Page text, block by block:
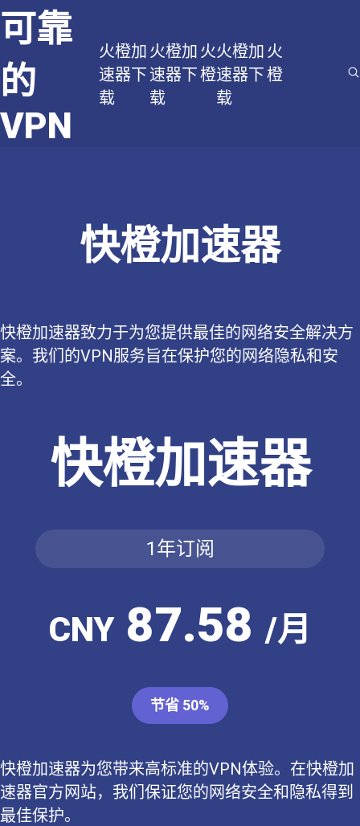
可靠
的
VPN
火橙加
速器下
载
火橙加
速器下
载
火
橙
火橙加
速器下
载
火
橙
快橙加速器
快橙加速器致力于为您提供最佳的网络安全解决方
案。我们的VPN服务旨在保护您的网络隐私和安
全。
快橙加速器
1年订阅
CNY87.58 /月
节省 50%
快橙加速器为您带来高标准的VPN体验。在快橙加
速器官方网站，我们保证您的网络安全和隐私得到
最佳保护。